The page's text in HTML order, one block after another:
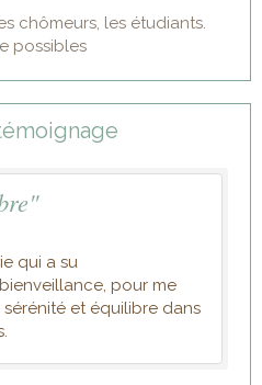
chômeurs, les étudiants.
possibles
qui a su
pour me
et équilibre dans